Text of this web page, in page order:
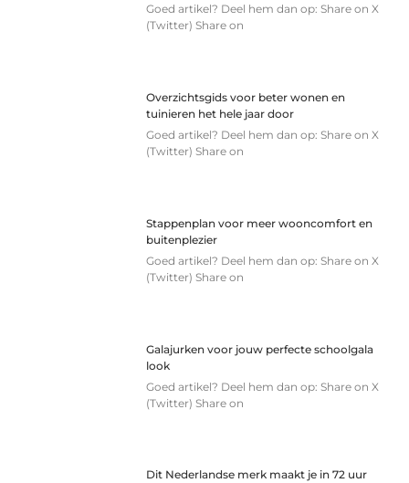
Goed artikel? Deel hem dan op: Share on X
(Twitter) Share on
Overzichtsgids voor beter wonen en
tuinieren het hele jaar door
Goed artikel? Deel hem dan op: Share on X
(Twitter) Share on
Stappenplan voor meer wooncomfort en
buitenplezier
Goed artikel? Deel hem dan op: Share on X
(Twitter) Share on
Galajurken voor jouw perfecte schoolgala
look
Goed artikel? Deel hem dan op: Share on X
(Twitter) Share on
Dit Nederlandse merk maakt je in 72 uur